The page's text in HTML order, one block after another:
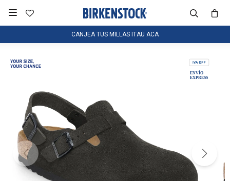

CANJEÁ TUS MILLAS ITAÚ ACÁ